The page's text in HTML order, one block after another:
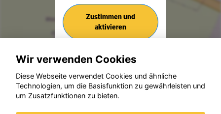
Zustimmen und
aktivieren
© konjunkturmotor.de GmbH 2020 - 2026
Wir verwenden Cookies
Diese Webseite verwendet Cookies und ähnliche
Technologien, um die Basisfunktion zu gewährleisten und
um Zusatzfunktionen zu bieten.